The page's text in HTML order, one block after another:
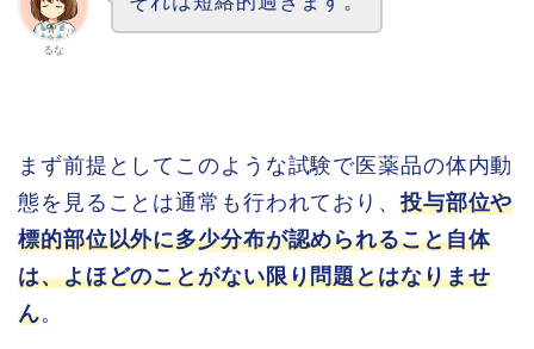
るな
まず前提としてこのような試験で医薬品の体内動
態を見ることは通常も行われており、投与部位や
標的部位以外に多少分布が認められること自体
は、よほどのことがない限り問題とはなりませ
ん。